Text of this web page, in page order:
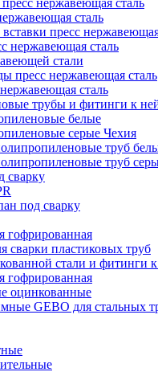
сталь
пресс
нержавеющая сталь
стали
пресс нержавеющая сталь
сталь
трубы и фитинги к
белые
серые Чехия
труб
труб
сварку
под сварку
гофрированная
сварки пластиковых труб
стали и фитинги
гофрированная
оцинкованные
GEBO для стальных